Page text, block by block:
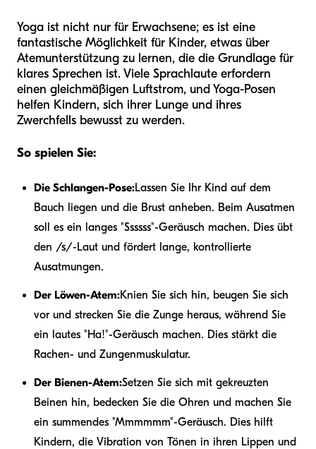
Yoga ist nicht nur für Erwachsene; es ist eine
fantastische Möglichkeit für Kinder, etwas über
Atemunterstützung zu lernen, die die Grundlage für
klares Sprechen ist. Viele Sprachlaute erfordern
einen gleichmäßigen Luftstrom, und Yoga-Posen
helfen Kindern, sich ihrer Lunge und ihres
Zwerchfells bewusst zu werden.
So spielen Sie:
Die Schlangen-Pose:Lassen Sie Ihr Kind auf dem
Bauch liegen und die Brust anheben. Beim Ausatmen
soll es ein langes "Ssssss"-Geräusch machen. Dies übt
den /s/-Laut und fördert lange, kontrollierte
Ausatmungen.
Der Löwen-Atem:Knien Sie sich hin, beugen Sie sich
vor und strecken Sie die Zunge heraus, während Sie
ein lautes "Ha!"-Geräusch machen. Dies stärkt die
Rachen- und Zungenmuskulatur.
Der Bienen-Atem:Setzen Sie sich mit gekreuzten
Beinen hin, bedecken Sie die Ohren und machen Sie
ein summendes "Mmmmmm"-Geräusch. Dies hilft
Kindern, die Vibration von Tönen in ihren Lippen und